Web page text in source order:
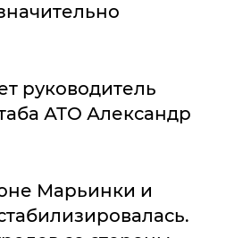
руководитель
АТО Александр
Марьинки и